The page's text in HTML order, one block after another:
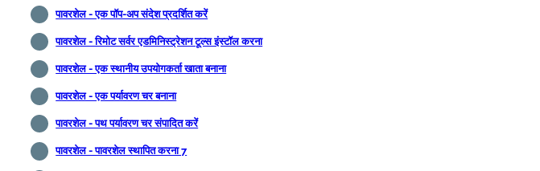
पावरशेल - एक पॉप-अप संदेश प्रदर्शित करें
पावरशेल - रिमोट सर्वर एडमिनिस्ट्रेशन टूल्स इंस्टॉल करना
पावरशेल - एक स्थानीय उपयोगकर्ता खाता बनाना
पावरशेल - एक पर्यावरण चर बनाना
पावरशेल - पथ पर्यावरण चर संपादित करें
पावरशेल - पावरशेल स्थापित करना 7